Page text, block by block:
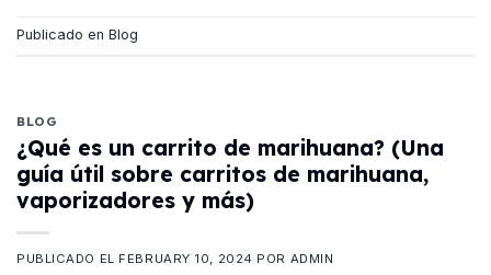
Publicado en Blog
BLOG
¿Qué es un carrito de marihuana? (Una
guía útil sobre carritos de marihuana,
vaporizadores y más)
PUBLICADO EL FEBRUARY 10, 2024 POR ADMIN